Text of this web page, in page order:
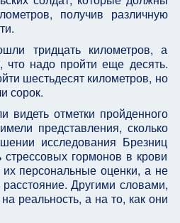
получив различную
тридцать километров, а
что надо пройти еще десять.
шестьдесят километров, но
сорок.
видеть отметки пройденного
представления, сколько
исследования Брезниц
гормонов в крови
их персональные оценки, а не
Другими словами,
реальность, а на то, как они